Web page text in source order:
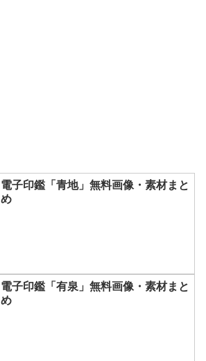
電子印鑑「青地」無料画像・素材まと
め
電子印鑑「有泉」無料画像・素材まと
め